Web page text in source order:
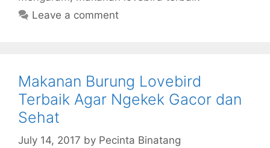
Leave a comment
Makanan Burung Lovebird
Terbaik Agar Ngekek Gacor dan
Sehat
July 14, 2017 by Pecinta Binatang